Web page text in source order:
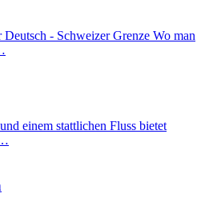
- Schweizer Grenze Wo man
einem stattlichen Fluss bietet